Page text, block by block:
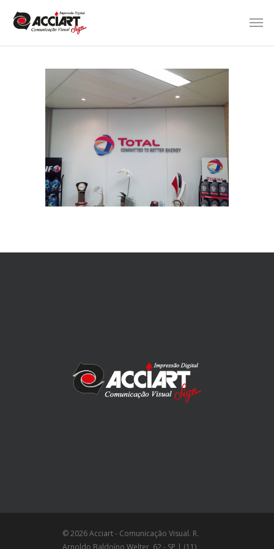
© 2026 Acciart - Comunicação Visual. R.
Arnoldo Baldoíno Welter, 62 - SP | (11)